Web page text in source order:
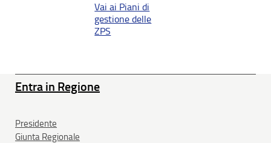
Vai ai Piani di
gestione delle
ZPS
Entra in Regione
Presidente
Giunta Regionale